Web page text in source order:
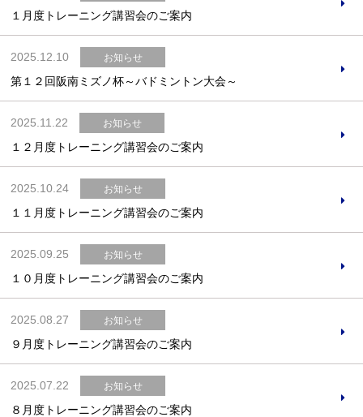
１月度トレーニング講習会のご案内
2025.12.10 お知らせ
第１２回阪南ミズノ杯～バドミントン大会～
2025.11.22 お知らせ
１２月度トレーニング講習会のご案内
2025.10.24 お知らせ
１１月度トレーニング講習会のご案内
2025.09.25 お知らせ
１０月度トレーニング講習会のご案内
2025.08.27 お知らせ
９月度トレーニング講習会のご案内
2025.07.22 お知らせ
８月度トレーニング講習会のご案内